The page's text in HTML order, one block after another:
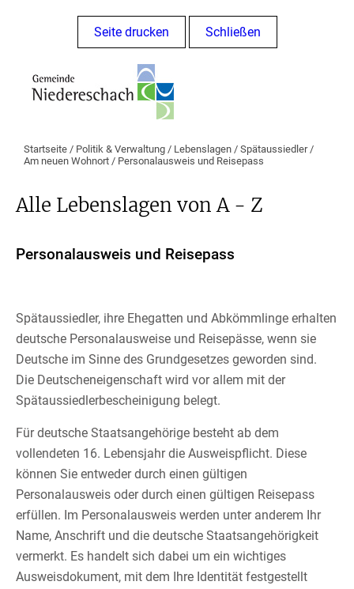
Seite drucken Schließen
Startseite / Politik & Verwaltung / Lebenslagen / Spätaussiedler/
Am neuen Wohnort / Personalausweis und Reisepass
Alle Lebenslagen von A - Z
Personalausweis und Reisepass
Spätaussiedler, ihre Ehegatten und Abkömmlinge erhalten
deutsche Personalausweise und Reisepässe, wenn sie
Deutsche im Sinne des Grundgesetzes geworden sind.
Die Deutscheneigenschaft wird vor allem mit der
Spätaussiedlerbescheinigung belegt.
Für deutsche Staatsangehörige besteht ab dem
vollendeten 16. Lebensjahr die Ausweispflicht. Diese
können Sie entweder durch einen gültigen
Personalausweis oder durch einen gültigen Reisepass
erfüllen. Im Personalausweis werden unter anderem Ihr
Name, Anschrift und die deutsche Staatsangehörigkeit
vermerkt. Es handelt sich dabei um ein wichtiges
Ausweisdokument, mit dem Ihre Identität festgestellt